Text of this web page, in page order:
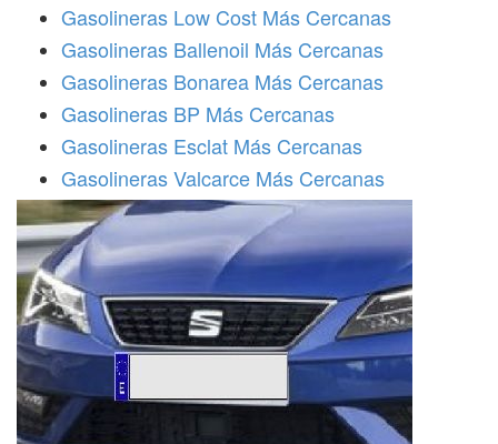
Gasolineras Low Cost Más Cercanas
Gasolineras Ballenoil Más Cercanas
Gasolineras Bonarea Más Cercanas
Gasolineras BP Más Cercanas
Gasolineras Esclat Más Cercanas
Gasolineras Valcarce Más Cercanas